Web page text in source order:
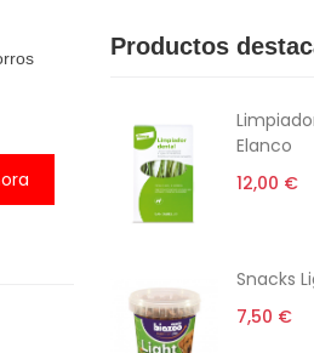
Productos
Elanco
12,00 €
Snacks
7,50 €